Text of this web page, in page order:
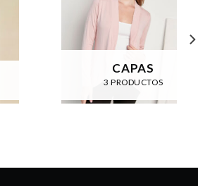
CAPAS
3 PRODUCTOS